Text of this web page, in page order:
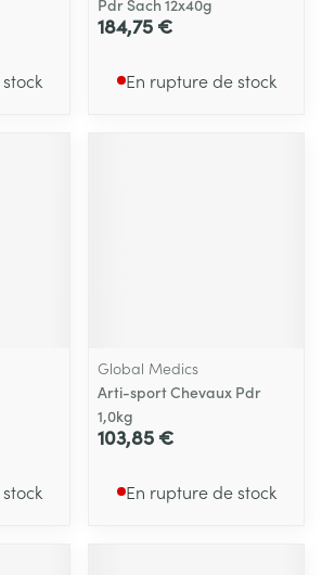
Pdr Sach 12x40g
184,75 €
En rupture de stock
Global Medics
Arti-sport Chevaux Pdr
1,0kg
103,85 €
En rupture de stock